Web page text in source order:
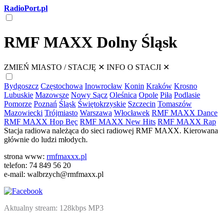
RadioPort.pl
RMF MAXX Dolny Śląsk
ZMIEŃ MIASTO / STACJĘ ✕ INFO O STACJI ✕
Bydgoszcz Częstochowa Inowrocław Konin Kraków Krosno
Lubuskie Mazowsze Nowy Sącz Oleśnica Opole Piła Podlasie
Pomorze Poznań Śląsk Świętokrzyskie Szczecin Tomaszów
Mazowiecki Trójmiasto Warszawa Włocławek RMF MAXX Dance
RMF MAXX Hop Bęc RMF MAXX New Hits RMF MAXX Rap
Stacja radiowa należąca do sieci radiowej RMF MAXX. Kierowana
głównie do ludzi młodych.
strona www: rmfmaxxx.pl
telefon: 74 849 56 20
e-mail: walbrzych@rmfmaxx.pl
Aktualny stream: 128kbps MP3